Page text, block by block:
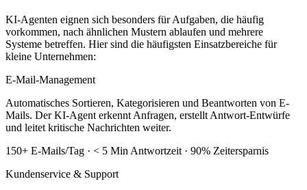
KI-Agenten eignen sich besonders für Aufgaben, die häufig
vorkommen, nach ähnlichen Mustern ablaufen und mehrere
Systeme betreffen. Hier sind die häufigsten Einsatzbereiche für
kleine Unternehmen:
E-Mail-Management
Automatisches Sortieren, Kategorisieren und Beantworten von E-
Mails. Der KI-Agent erkennt Anfragen, erstellt Antwort-Entwürfe
und leitet kritische Nachrichten weiter.
150+ E-Mails/Tag · < 5 Min Antwortzeit · 90% Zeitersparnis
Kundenservice & Support